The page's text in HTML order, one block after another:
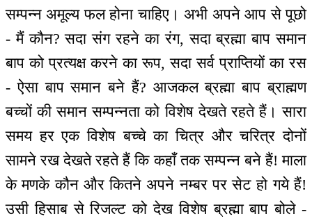
सम्पन्न अमूल्य फल होना चाहिए। अभी अपने आप से पूछो
- मैं कौन? सदा संग रहने का रंग, सदा ब्रह्मा बाप समान
बाप को प्रत्यक्ष करने का रूप, सदा सर्व प्राप्तियों का रस
- ऐसा बाप समान बने हैं? आजकल ब्रह्मा बाप ब्राह्मण
बच्चों की समान सम्पन्नता को विशेष देखते रहते हैं। सारा
समय हर एक विशेष बच्चे का चित्र और चरित्र दोनों
सामने रख देखते रहते हैं कि कहाँ तक सम्पन्न बने हैं! माला
के मणके कौन और कितने अपने नम्बर पर सेट हो गये हैं!
उसी हिसाब से रिजल्ट को देख विशेष ब्रह्मा बाप बोले -